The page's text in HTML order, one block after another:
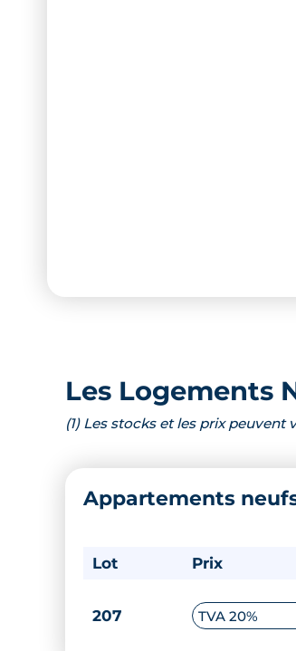
Les Logements
(1) Les stocks et les prix
Appartements
Lot Prix
207 TVA 20%